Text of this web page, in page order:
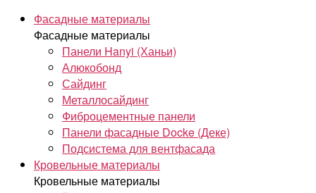
Фасадные материалы
Фасадные материалы
Панели Hanyi (Ханьи)
Алюкобонд
Сайдинг
Металлосайдинг
Фиброцементные панели
Панели фасадные Docke (Деке)
Подсистема для вентфасада
Кровельные материалы
Кровельные материалы